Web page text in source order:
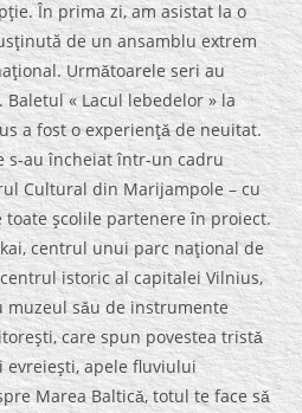
În prima zi, am asistat la o
de un ansamblu extrem
Urmǎtoarele seri au
« Lacul lebedelor » la
a fost o experienţǎ de neuitat.
s-au încheiat într-un cadru
Cultural din Marijampole – cu
toate şcolile partenere în proiect.
centrul unui parc naţional de
istoric al capitalei Vilnius,
muzeul sǎu de instrumente
care spun povestea tristǎ
apele fluviului
Marea Balticǎ, totul te face sǎ